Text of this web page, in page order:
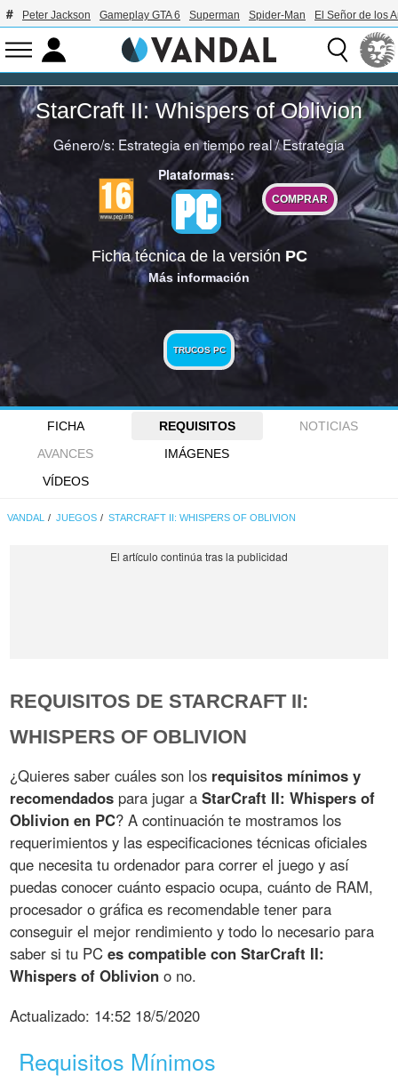
Peter Jackson Gameplay GTA 6 Superman Spider-Man El Señor de los
StarCraft II: Whispers of Oblivion
Género/s: Estrategia en tiempo real/Estrategia
Plataformas:
COMPRAR
Ficha técnica de la versión PC
Más información
TRUCOS PC
FICHA REQUISITOS
NOTICIAS
AVANCES
IMÁGENES
VÍDEOS
VANDAL JUEGOS STARCRAFT II: WHISPERS OF OBLIVION
REQUISITOS DE STARCRAFT II:
WHISPERS OF OBLIVION
¿Quieres saber cuáles son los requisitos mínimos y
recomendados para jugar aStarCraft II: Whispers of
Oblivion en PC? A continuación te mostramos los
requerimientos y las especificaciones técnicas oficiales
que necesita tu ordenador para correr el juego y así
puedas conocer cuánto espacio ocupa, cuánto de RAM,
procesador o gráfica es recomendable tener para
conseguir el mejor rendimiento y todo lo necesario para
saber si tu PCes compatible con StarCraft II:
Whispers of Oblivion o no.
Actualizado: 14:52 18/5/2020
Requisitos Mínimos